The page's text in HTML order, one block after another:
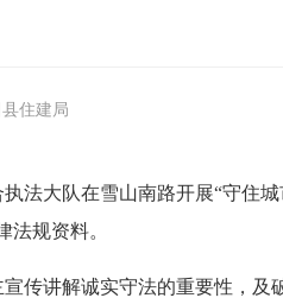
住建局
大队在雪山南路开展“守住城
法规资料。
讲解诚实守法的重要性，及